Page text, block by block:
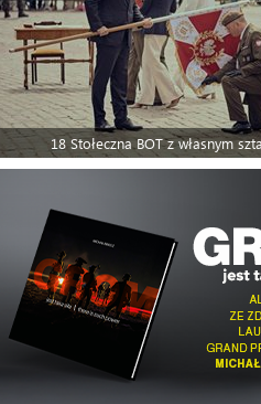
18 Stołeczna BOT z własnym